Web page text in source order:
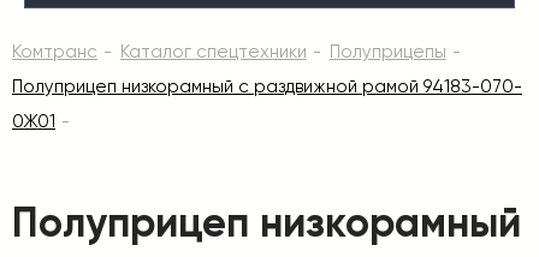
Комтранс Каталог спецтехники
Полуприцепы
Полуприцеп низкорамный с раздвижной рамой 94183-070-
0Ж01
Полуприцеп низкорамный